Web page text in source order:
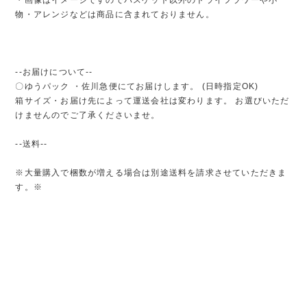
物・アレンジなどは商品に含まれておりません。
--お届けについて--
〇ゆうパック ・佐川急便にてお届けします。 (日時指定OK)
箱サイズ・お届け先によって運送会社は変わります。 お選びいただ
けませんのでご了承くださいませ。
--送料--
※大量購入で梱数が増える場合は別途送料を請求させていただきま
す。※